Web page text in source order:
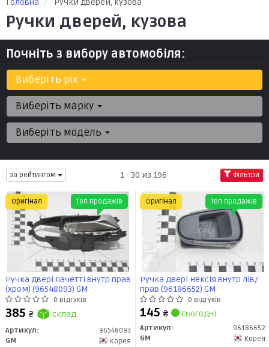
Головна Ручки дверей, кузова
Ручки дверей, кузова
Почніть з вибору автомобіля:
Виберіть рік
Виберіть марку
Виберіть модель
за рейтингом 1 - 30 из 196 Фільтри
Ручка двері Лачетті внутр прав
(хром) (96548093) GM
0 відгуків
385 ₴ склад
Артикул:
96548093
GM
Корея
Топ продажів
Оригінал
Ручка двері Нексія внутр лів/
прав (96186652) GM
0 відгуків
145 ₴ сьогодні
Артикул:
96186652
GM
Корея
Топ продажів
Оригінал